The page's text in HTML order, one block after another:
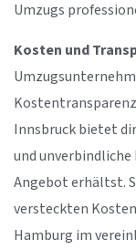
Umzugs
Kosten und
Innsbruck bietet
und unverbindliche
Angebot erhältst.
versteckten
Hamburg im